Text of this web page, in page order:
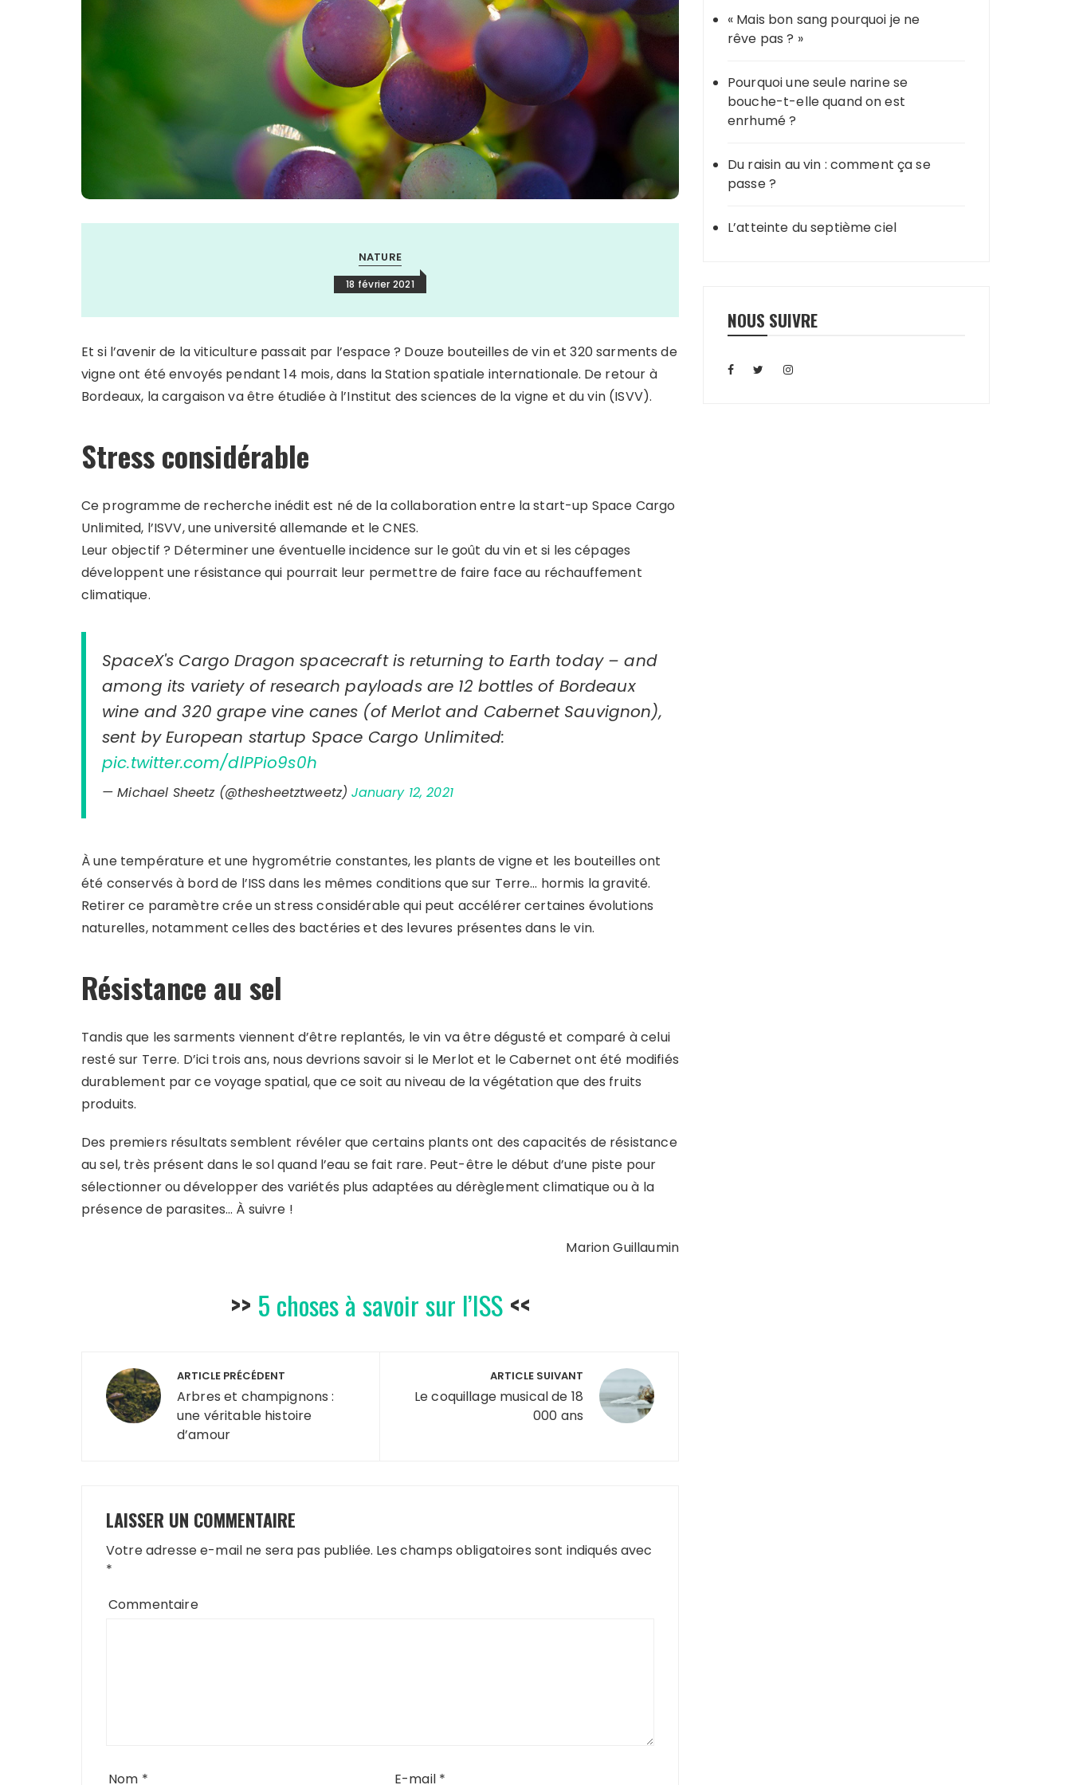
NATURE
18 février 2021
Et si l’avenir de la viticulture passait par l’espace ? Douze bouteilles de vin et 320 sarments de
vigne ont été envoyés pendant 14 mois, dans la Station spatiale internationale. De retour à
Bordeaux, la cargaison va être étudiée à l’Institut des sciences de la vigne et du vin (ISVV).
Stress considérable
Ce programme de recherche inédit est né de la collaboration entre la start-up Space Cargo
Unlimited, l’ISVV, une université allemande et le CNES.
Leur objectif ? Déterminer une éventuelle incidence sur le goût du vin et si les cépages
développent une résistance qui pourrait leur permettre de faire face au réchauffement
climatique.
SpaceX's Cargo Dragon spacecraft is returning to Earth today – and
among its variety of research payloads are 12 bottles of Bordeaux
wine and 320 grape vine canes (of Merlot and Cabernet Sauvignon),
sent by European startup Space Cargo Unlimited:
pic.twitter.com/dlPPio9s0h
— Michael Sheetz (@thesheetztweetz)January 12, 2021
À une température et une hygrométrie constantes, les plants de vigne et les bouteilles ont
été conservés à bord de l’ISS dans les mêmes conditions que sur Terre… hormis la gravité.
Retirer ce paramètre crée un stress considérable qui peut accélérer certaines évolutions
naturelles, notamment celles des bactéries et des levures présentes dans le vin.
Résistance au sel
Tandis que les sarments viennent d’être replantés, le vin va être dégusté et comparé à celui
resté sur Terre. D’ici trois ans, nous devrions savoir si le Merlot et le Cabernet ont été modifiés
durablement par ce voyage spatial, que ce soit au niveau de la végétation que des fruits
produits.
Des premiers résultats semblent révéler que certains plants ont des capacités de résistance
au sel, très présent dans le sol quand l’eau se fait rare. Peut-être le début d’une piste pour
sélectionner ou développer des variétés plus adaptées au dérèglement climatique ou à la
présence de parasites… À suivre !
Marion Guillaumin
>> 5 choses à savoir sur l’ISS <<
Navigation
de
l’article
ARTICLE PRÉCÉDENT
Arbres et champignons :
une véritable histoire
d’amour
ARTICLE SUIVANT
Le coquillage musical de 18
000 ans
LAISSER UN COMMENTAIRE
Votre adresse e-mail ne sera pas publiée. Les champs obligatoires sont indiqués avec
*
Commentaire
Nom * E-mail *
« Mais bon sang pourquoi je ne
rêve pas ? »
Pourquoi une seule narine se
bouche-t-elle quand on est
enrhumé ?
Du raisin au vin : comment ça se
passe ?
L’atteinte du septième ciel
NOUS SUIVRE